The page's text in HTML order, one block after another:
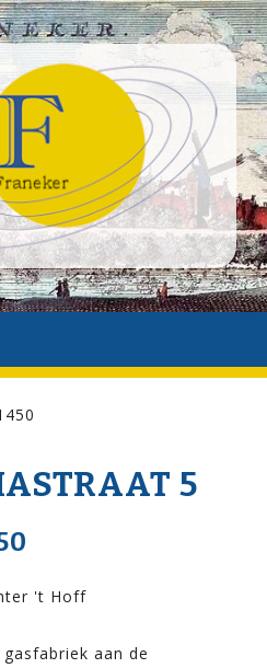
5
't Hoff
gasfabriek aan de